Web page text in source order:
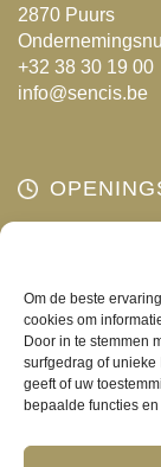
Om de beste
cookies om
Door in te stemmen
surfgedrag of unieke
geeft of uw
bepaalde functies
2870 Puurs
+32 38 30 19 00
info@sencis.be
Woensdag
Donderdag
Vrijdag
Zaterdag
Zondag